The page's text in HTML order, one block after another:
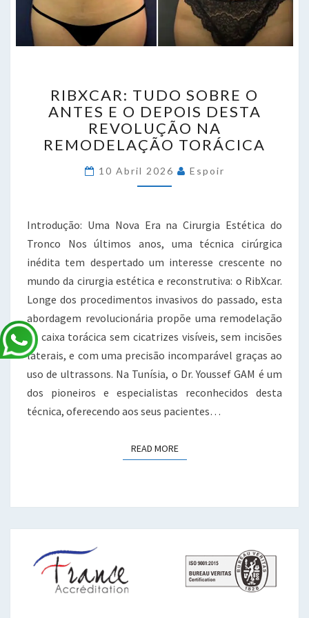
TUDO
SOBRE
O
ANTES
O
DEPOIS
NA
REMODELAÇÃO
TORÁCICA
RIBXCAR: TUDO SOBRE O
ANTES E O DEPOIS DESTA
REVOLUÇÃO NA
REMODELAÇÃO TORÁCICA
10 Abril 2026 Espoir
Introdução: Uma Nova Era na Cirurgia Estética do
Tronco Nos últimos anos, uma técnica cirúrgica
inédita tem despertado um interesse crescente no
mundo da cirurgia estética e reconstrutiva: o RibXcar.
Longe dos procedimentos invasivos do passado, esta
abordagem revolucionária propõe uma remodelação
da caixa torácica sem cicatrizes visíveis, sem incisões
laterais, e com uma precisão incomparável graças ao
uso de ultrassons. Na Tunísia, o Dr. Youssef GAM é um
dos pioneiros e especialistas reconhecidos desta
técnica, oferecendo aos seus pacientes…
READ MOREREAD MORE